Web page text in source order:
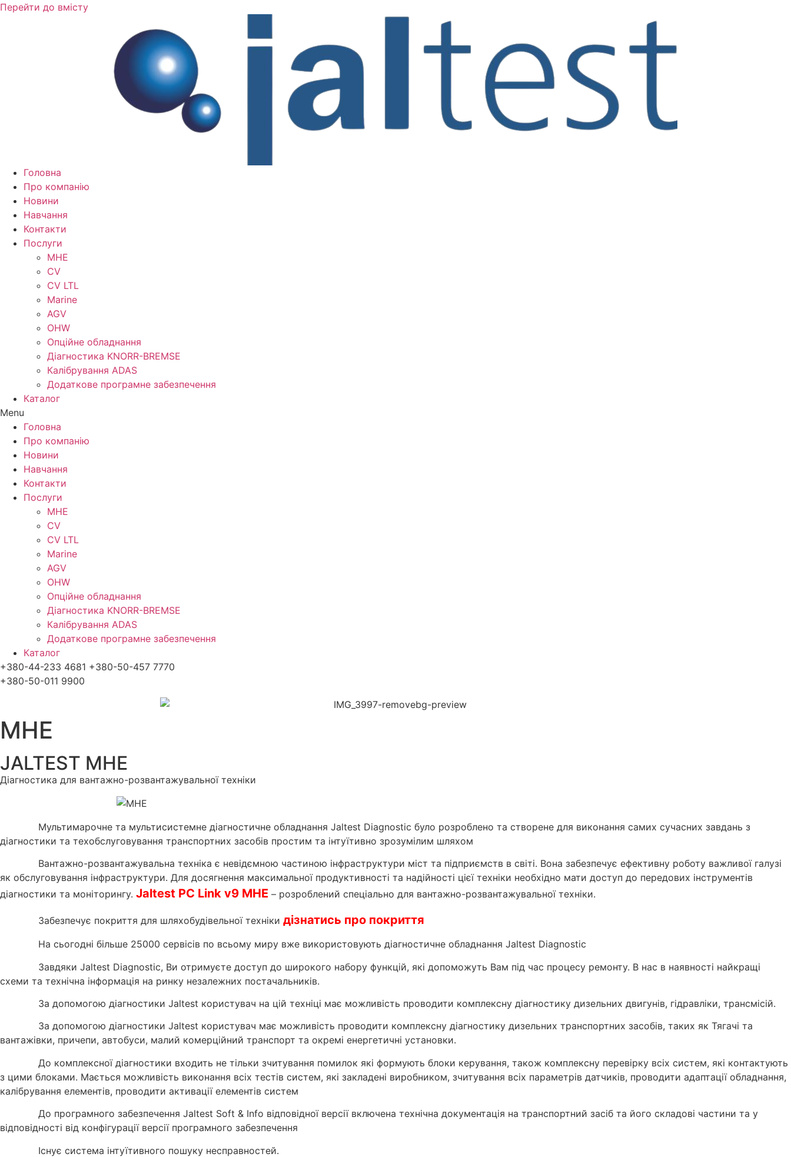
Перейти до вмісту
Головна
Про компанію
Новини
Навчання
Контакти
Послуги
MHE
CV
CV LTL
Marine
AGV
OHW
Опційне обладнання
Діагностика KNORR-BREMSE
Калібрування ADAS
Додаткове програмне забезпечення
Каталог
Menu
Головна
Про компанію
Новини
Навчання
Контакти
Послуги
MHE
CV
CV LTL
Marine
AGV
OHW
Опційне обладнання
Діагностика KNORR-BREMSE
Калібрування ADAS
Додаткове програмне забезпечення
Каталог
+380-44-233 4681 +380-50-457 7770
+380-50-011 9900
MHE
JALTEST MHE
Діагностика для вантажно-розвантажувальної техніки
Мультимарочне та мультисистемне діагностичне обладнання Jaltest Diagnostic було розроблено та створене для виконання самих сучасних завдань з
діагностики та техобслуговування транспортних засобів простим та інтуїтивно зрозумілим шляхом
Вантажно-розвантажувальна техніка є невідємною частиною інфраструктури міст та підприємств в світі. Вона забезпечує ефективну роботу важливої галузі
як обслуговування інфраструктури. Для досягнення максимальної продуктивності та надійності цієї техніки необхідно мати доступ до передових інструментів
діагностики та моніторингу. Jaltest PC Link v9 MHE – розроблений спеціально для вантажно-розвантажувальної техніки.
Забезпечує покриття для шляхобудівельної техніки дізнатись про покриття
На сьогодні більше 25000 сервісів по всьому миру вже використовують діагностичне обладнання Jaltest Diagnostic
Завдяки Jaltest Diagnostic, Ви отримуєте доступ до широкого набору функцій, які допоможуть Вам під час процесу ремонту. В нас в наявності найкращі
схеми та технічна інформація на ринку незалежних постачальників.
За допомогою діагностики Jaltest користувач на цій техніці має можливість проводити комплексну діагностику дизельних двигунів, гідравліки, трансмісій.
За допомогою діагностики Jaltest користувач має можливість проводити комплексну діагностику дизельних транспортних засобів, таких як Тягачі та
вантажівки, причепи, автобуси, малий комерційний транспорт та окремі енергетичні установки.
До комплексної діагностики входить не тільки зчитування помилок які формують блоки керування, також комплексну перевірку всіх систем, які контактують
з цими блоками. Мається можливість виконання всіх тестів систем, які закладені виробником, зчитування всіх параметрів датчиків, проводити адаптації обладнання,
калібрування елементів, проводити активації елементів систем
До програмного забезпечення Jaltest Soft & Info відповідної версії включена технічна документація на транспортний засіб та його складові частини та у
відповідності від конфігурації версії програмного забезпечення
Існує система інтуїтивного пошуку несправностей.